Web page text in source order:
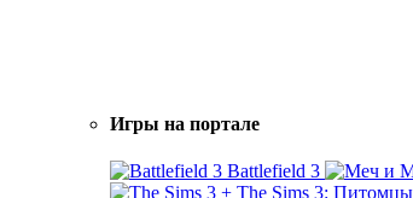
Игры на портале
Battlefield 3